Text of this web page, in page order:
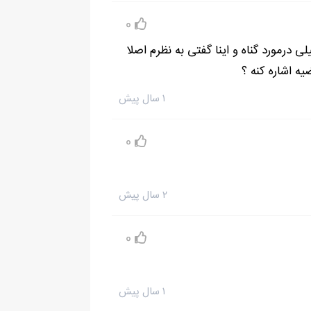
کیفیت تو چقدره.
غریدم:
0
گناه و اینا گفتی به نظرم اصلا
اشاره کنه ؟
۱ سال پیش
0
۲ سال پیش
0
۱ سال پیش